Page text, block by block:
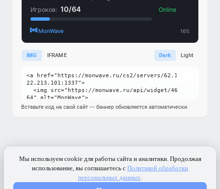
IMG IFRAME Dark Light
Вставьте код на свой сайт — баннер обновляется автоматически